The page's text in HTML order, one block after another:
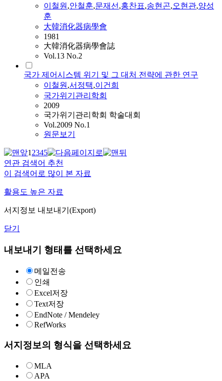
이철원,안철훈,문재선,홍찬표,송현곤,오현관,양성
훈
大韓消化器病學會
1981
大韓消化器病學會誌
Vol.13 No.2
국가 제어시스템 위기 및 그 대처 전략에 관한 연구
이철원,서정택,이건희
국가위기관리학회
2009
국가위기관리학회 학술대회
Vol.2009 No.1
원문보기
12345
연관 검색어 추천
이 검색어로 많이 본 자료
활용도 높은 자료
서지정보 내보내기(Export)
닫기
내보내기 형태를 선택하세요
메일전송
인쇄
Excel저장
Text저장
EndNote / Mendeley
RefWorks
서지정보의 형식을 선택하세요
MLA
APA